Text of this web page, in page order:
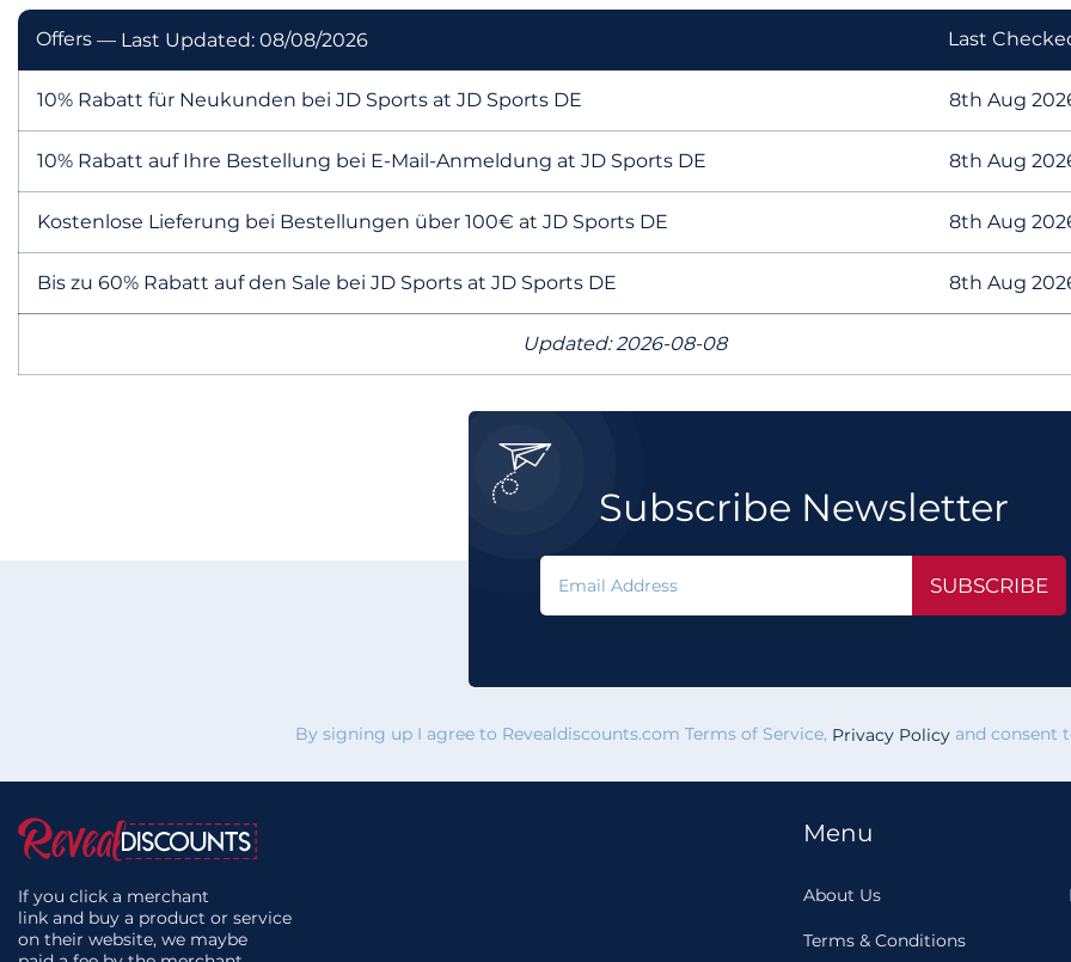
Offers — Last Updated: 08/08/2026 Last
10% Rabatt für Neukunden bei JD Sports at JD Sports DE 8th Aug
10% Rabatt auf Ihre Bestellung bei E-Mail-Anmeldung at JD Sports DE 8th Aug
Kostenlose Lieferung bei Bestellungen über 100€ at JD Sports DE 8th Aug
Bis zu 60% Rabatt auf den Sale bei JD Sports at JD Sports DE 8th Aug
Updated: 2026-08-08
Subscribe Newsletter

SUBSCRIBE
By signing up I agree to Revealdiscounts.com Terms of Service, Privacy Policy and consent
If you click a merchant
link and buy a product or service
on their website, we maybe
Menu
About Us
Terms & Conditions